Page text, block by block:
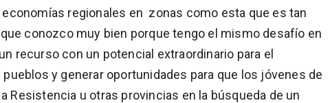
regionales en zonas como esta que es tan
conozco muy bien porque tengo el mismo desafío en
recurso con un potencial extraordinario para el
y generar oportunidades para que los jóvenes de
Resistencia u otras provincias en la búsqueda de un